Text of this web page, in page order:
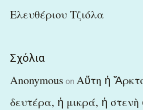
Ελευθέριου Τζιόλα
Σχόλια
Anonymous on Αὕτη ἡ
δευτέρα, ἡ μικρά, ἡ